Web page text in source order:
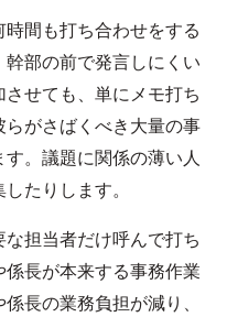
時間も打ち合わせをする
部の前で発言しにくい
せても、単にメモ打ち
がさばくべき大量の事
。議題に関係の薄い人
たりします。
担当者だけ呼んで打ち
長が本来する事務作業
長の業務負担が減り、